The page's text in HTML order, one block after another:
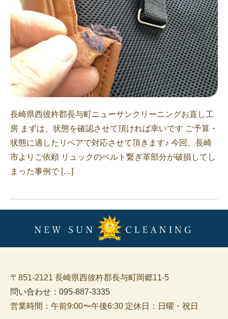
長崎県西彼杵郡長与町ニューサンクリーニングお直し工
房 まずは、状態を確認させて頂ければ幸いです ご予算・
状態に適したリペアで対応させて頂きます♪ 今回、長崎
市よりご依頼 リュックのベルト繋ぎ革部分が破損してし
まった事例で […]
〒851-2121 長崎県西彼杵郡長与町岡郷11-5
問い合わせ：095-887-3335
営業時間：午前9:00〜午後6:30 定休日：日曜・祝日